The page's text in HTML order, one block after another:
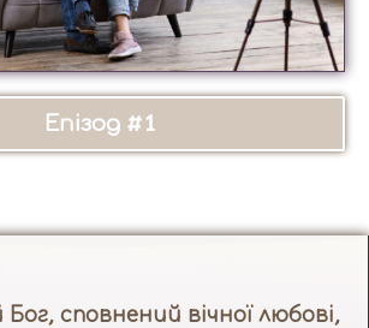
Епізод #1
сповнений вічної любові,